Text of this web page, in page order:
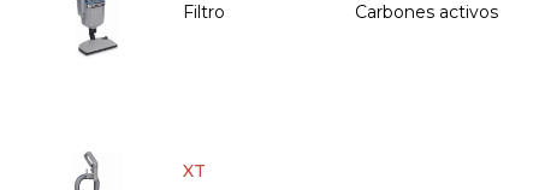
Filtro
Carbones activos
XT